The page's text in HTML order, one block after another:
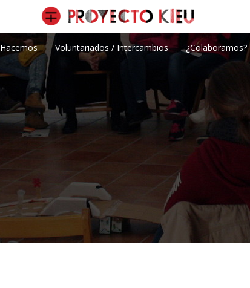
Hacemos Voluntariados / Intercambios ¿Colaboramos?